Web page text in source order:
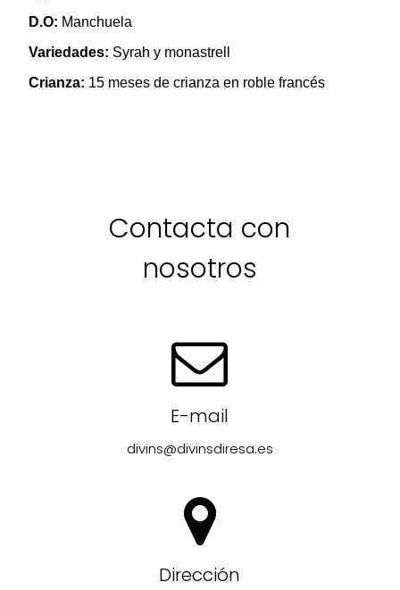
D.O: Manchuela
Variedades: Syrah y monastrell
Crianza: 15 meses de crianza en roble francés
Contacta con
nosotros
E-mail
divins@divinsdiresa.es
Dirección